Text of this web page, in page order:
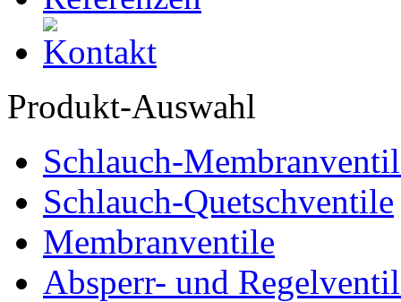
Produkt-Auswahl
Schlauch-
Schlauch-Quetschventile
Membranventile
Absperr- und